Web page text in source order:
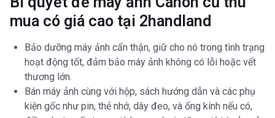
mua có giá cao tại 2handland
Bảo dưỡng máy ảnh cẩn thận, giữ cho nó trong tình trạng
hoạt động tốt, đảm bảo máy ảnh không có lỗi hoặc vết
thương lớn.
Bán máy ảnh cùng với hộp, sách hướng dẫn và các phụ
kiện gốc như pin, thẻ nhớ, dây đeo, và ống kính nếu có,